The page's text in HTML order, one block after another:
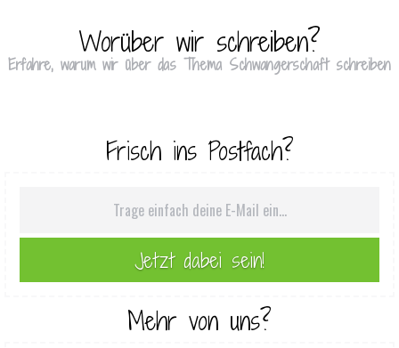
Worüber wir schreiben?
Erfahre, warum wir über das Thema Schwangerschaft schreiben
Frisch ins Postfach?
Mehr von uns?